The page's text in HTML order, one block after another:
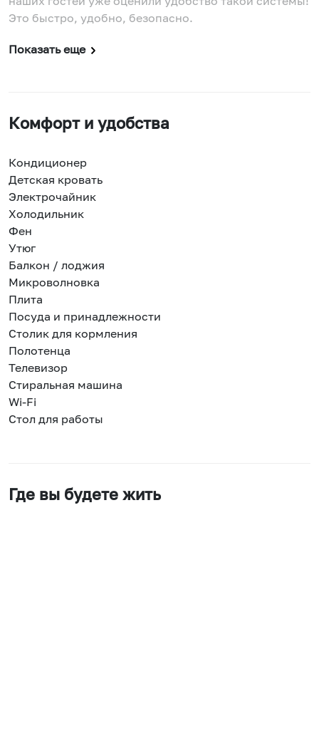
Это быстро, удобно, безопасно.
Показать еще
Комфорт и удобства
Кондиционер
Детская кровать
Электрочайник
Холодильник
Фен
Утюг
Балкон / лоджия
Микроволновка
Плита
Посуда и принадлежности
Столик для кормления
Полотенца
Телевизор
Стиральная машина
Wi-Fi
Стол для работы
Где вы будете жить